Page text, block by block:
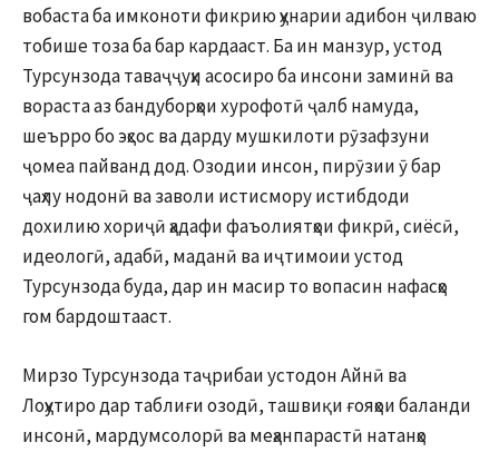
вобаста ба имконоти фикрию ҳунарии адибон ҷилваю
тобише тоза ба бар кардааст. Ба ин манзур, устод
Турсунзода таваҷҷуҳи асосиро ба инсони заминӣ ва
вораста аз бандуборҳои хурофотӣ ҷалб намуда,
шеърро бо эҳсос ва дарду мушкилоти рӯзафзуни
ҷомеа пайванд дод. Озодии инсон, пирӯзии ӯ бар
ҷаҳлу нодонӣ ва заволи истисмору истибдоди
дохилию хориҷӣ ҳадафи фаъолиятҳои фикрӣ, сиёсӣ,
идеологӣ, адабӣ, маданӣ ва иҷтимоии устод
Турсунзода буда, дар ин масир то вопасин нафасҳо
гом бардоштааст.
Мирзо Турсунзода таҷрибаи устодон Айнӣ ва
Лоҳутиро дар таблиғи озодӣ, ташвиқи ғояҳои баланди
инсонӣ, мардумсолорӣ ва меҳанпарастӣ натанҳо